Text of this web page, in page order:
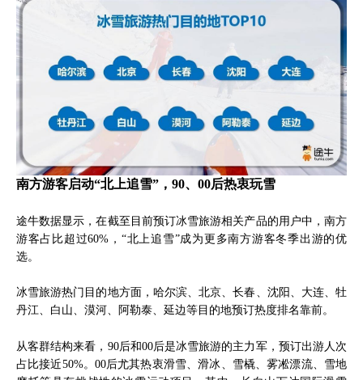
南方游客启动“北上追雪”，90、00后热衷玩雪
途牛数据显示，在截至目前预订冰雪旅游相关产品的用户中，南方
游客占比超过60%，“北上追雪”成为更多南方游客冬季出游的优
选。
冰雪旅游热门目的地方面，哈尔滨、北京、长春、沈阳、大连、牡
丹江、白山、漠河、阿勒泰、延边等目的地预订热度排名靠前。
从客群结构来看，90后和00后是冰雪旅游的主力军，预订出游人次
占比接近50%。00后尤其热衷滑雪、滑冰、雪橇、雾凇漂流、雪地